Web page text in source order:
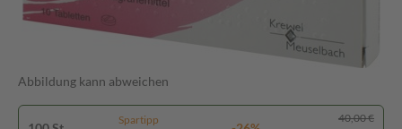
Abbildung kann abweichen
Spartipp
40,00 €